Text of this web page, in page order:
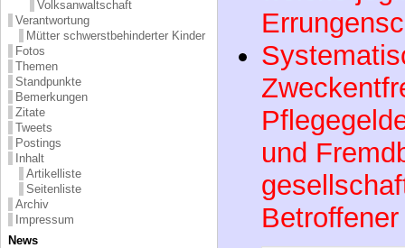
Volksanwaltschaft
Verantwortung
Mütter schwerstbehinderter Kinder
Fotos
Themen
Standpunkte
Bemerkungen
Zitate
Tweets
Postings
Inhalt
Artikelliste
Seitenliste
Archiv
Impressum
News
und
NR-Abg Dr. Franz-
mit Behinderung,